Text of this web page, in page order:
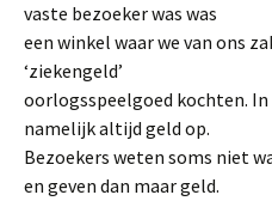
vaste bezoeker was was
een winkel waar we van ons
‘ziekengeld’
oorlogsspeelgoed kochten.
namelijk altijd geld op.
Bezoekers weten soms niet
en geven dan maar geld.